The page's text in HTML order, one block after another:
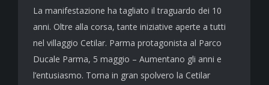
La manifestazione ha tagliato il traguardo dei 10
anni. Oltre alla corsa, tante iniziative aperte a tutti
nel villaggio Cetilar. Parma protagonista al Parco
Ducale Parma, 5 maggio – Aumentano gli anni e
l’entusiasmo. Torna in gran spolvero la Cetilar